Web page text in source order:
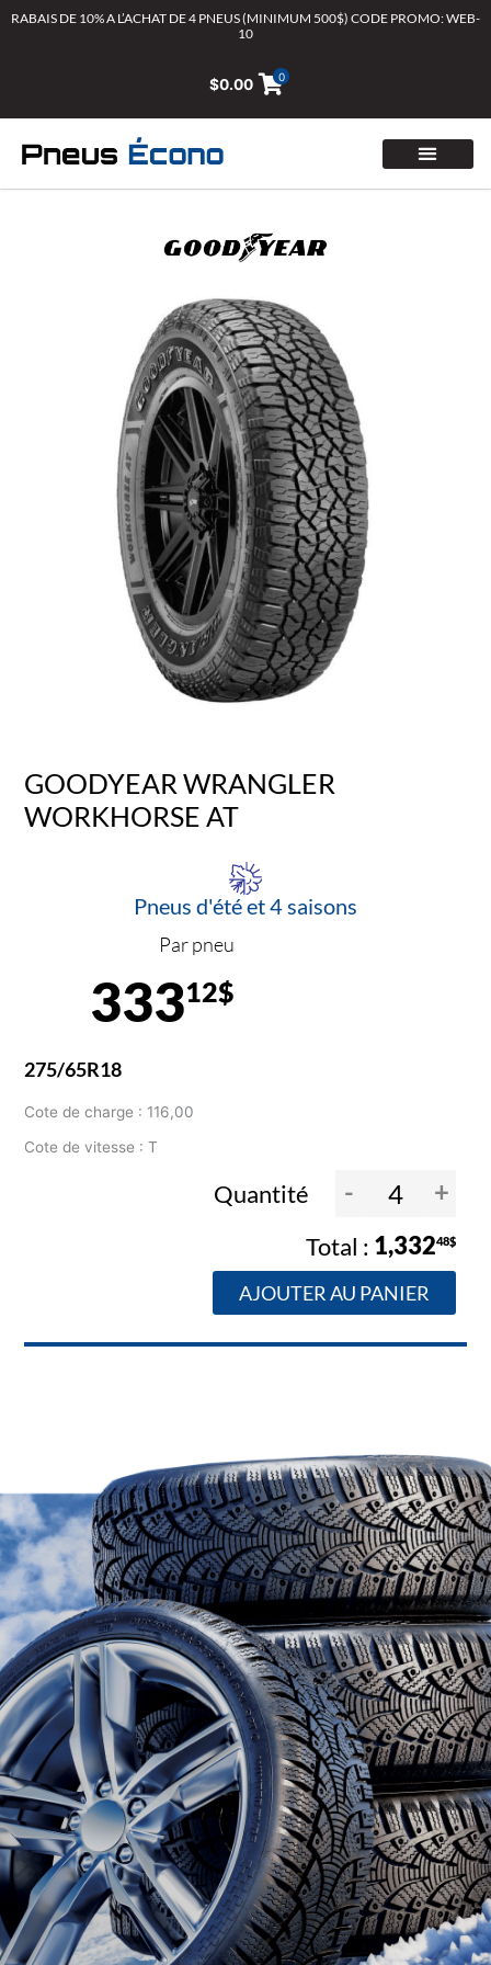
AllerRABAIS DE 10% A L’ACHAT DE 4 PNEUS (MINIMUM 500$) CODE PROMO: WEB-
10
$0.00 0
GOODYEAR WRANGLER
WORKHORSE AT
Pneus d'été et 4 saisons
Par pneu
33312$
275/65R18
Cote de charge : 116,00
Cote de vitesse : T
Quantité - +
1,33248$
AJOUTER AU PANIER